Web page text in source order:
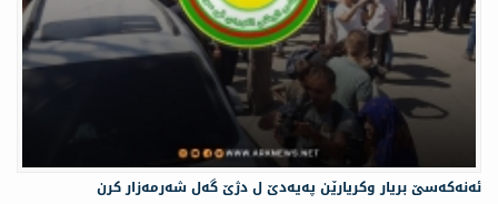
ئەنەكەسێ بریار وكریارێن پەیەدێ ل دژێ گەل شەرمەزار كرن